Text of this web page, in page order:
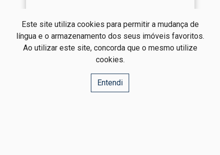
Este site utiliza cookies para permitir a mudança de
língua e o armazenamento dos seus imóveis favoritos.
Ao utilizar este site, concorda que o mesmo utilize
cookies.
Entendi
Instant Record - Real Estate, Unipessoal Lda